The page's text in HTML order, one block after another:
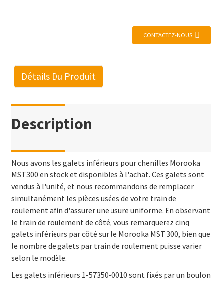
CONTACTEZ-NOUS
Détails Du Produit
Description
Nous avons les galets inférieurs pour chenilles Morooka
MST300 en stock et disponibles à l'achat. Ces galets sont
vendus à l'unité, et nous recommandons de remplacer
simultanément les pièces usées de votre train de
roulement afin d'assurer une usure uniforme. En observant
le train de roulement de côté, vous remarquerez cinq
galets inférieurs par côté sur le Morooka MST 300, bien que
le nombre de galets par train de roulement puisse varier
selon le modèle.
Les galets inférieurs 1-57350-0010 sont fixés par un boulon